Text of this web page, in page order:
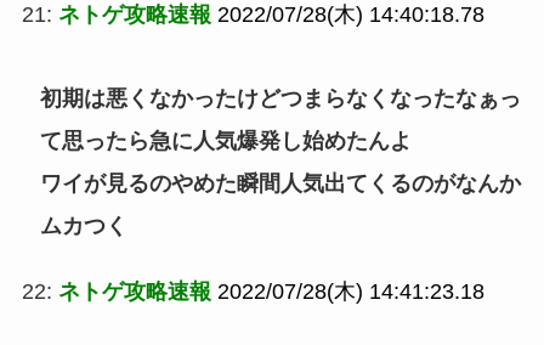
21: ネトゲ攻略速報 2022/07/28(木) 14:40:18.78
初期は悪くなかったけどつまらなくなったなぁっ
て思ったら急に人気爆発し始めたんよ
ワイが見るのやめた瞬間人気出てくるのがなんか
ムカつく
22: ネトゲ攻略速報 2022/07/28(木) 14:41:23.18